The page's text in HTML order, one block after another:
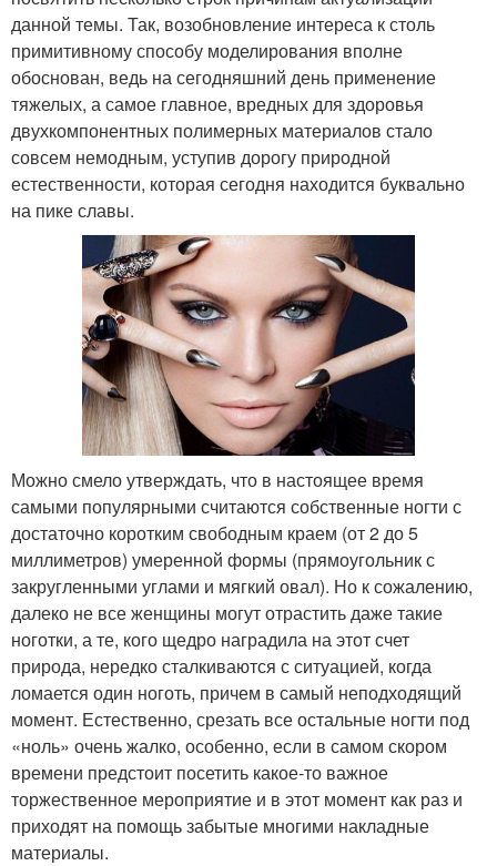
данной темы. Так, возобновление интереса к столь
примитивному способу моделирования вполне
обоснован, ведь на сегодняшний день применение
тяжелых, а самое главное, вредных для здоровья
двухкомпонентных полимерных материалов стало
совсем немодным, уступив дорогу природной
естественности, которая сегодня находится буквально
на пике славы.
Можно смело утверждать, что в настоящее время
самыми популярными считаются собственные ногти с
достаточно коротким свободным краем (от 2 до 5
миллиметров) умеренной формы (прямоугольник с
закругленными углами и мягкий овал). Но к сожалению,
далеко не все женщины могут отрастить даже такие
ноготки, а те, кого щедро наградила на этот счет
природа, нередко сталкиваются с ситуацией, когда
ломается один ноготь, причем в самый неподходящий
момент. Естественно, срезать все остальные ногти под
«ноль» очень жалко, особенно, если в самом скором
времени предстоит посетить какое-то важное
торжественное мероприятие и в этот момент как раз и
приходят на помощь забытые многими накладные
материалы.